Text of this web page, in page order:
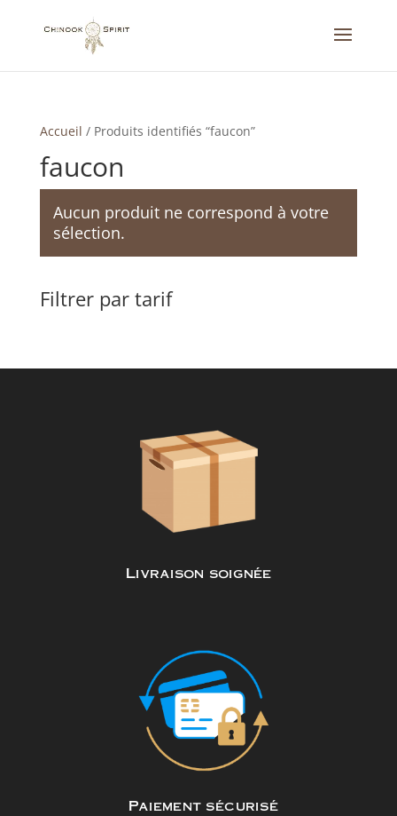
Accueil / Produits identifiés “faucon”
faucon
Aucun produit ne correspond à votre
sélection.
Filtrer par tarif
Livraison soignée
Paiement sécurisé